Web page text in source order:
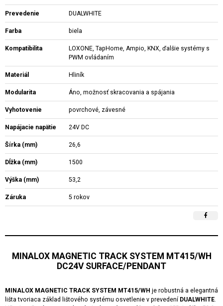
Prevedenie DUALWHITE
Farba biela
Kompatibilita
LOXONE, TapHome, Ampio, KNX, ďalšie systémy s
PWM ovládaním
Materiál Hliník
Modularita Áno, možnosť skracovania a spájania
Vyhotovenie povrchové, závesné
Napájacie napätie 24V DC
Šírka (mm) 26,6
Dĺžka (mm) 1500
Výška (mm) 53,2
Záruka 5 rokov
MINALOX MAGNETIC TRACK SYSTEM MT415/WH
DC24V SURFACE/PENDANT
MINALOX MAGNETIC TRACK SYSTEM MT415/WH je robustná a elegantná
lišta tvoriaca základ lištového systému osvetlenie v prevedení DUALWHITE